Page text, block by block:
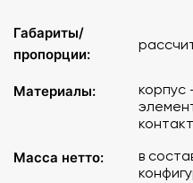
Габариты/
пропорции:
Материалы:
корпус
Масса нетто:
в